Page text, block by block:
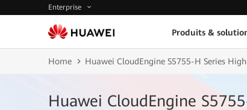
Enterprise
Produits &
Home Huawei CloudEngine S5755-H Series
Huawei CloudEngine